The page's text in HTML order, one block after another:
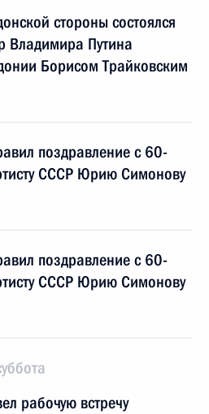
стороны состоялся
Владимира Путина
Борисом Трайковским
поздравление с 60-
СССР Юрию Симонову
поздравление с 60-
СССР Юрию Симонову
рабочую встречу